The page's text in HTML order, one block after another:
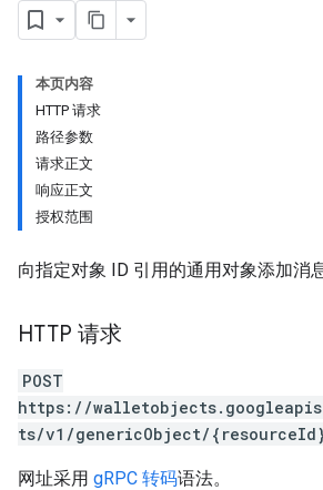
本页内容
HTTP 请求
路径参数
请求正文
响应正文
授权范围
向指定对象 ID 引用的通用对象添加消息
HTTP 请求
POST
https://
ts/v1/genericObject/{resourceId}/
网址采用 gRPC 转码语法。